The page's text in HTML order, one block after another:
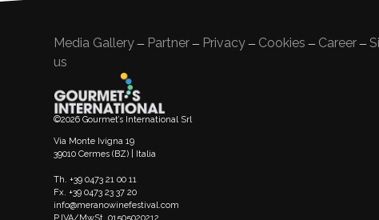
Media Gallery — Partner — Privacy — Cookies — Career —
us
©2026 Gourmet’s International Srl
Via Monte Ivigna 19
39010 Cermes (BZ) | Italia
Th. +39 0473 21 00 11
Fx. +39 0473 23 37 20
info@meranowinefestival.com
P.IVA/MwSt. 01505020212